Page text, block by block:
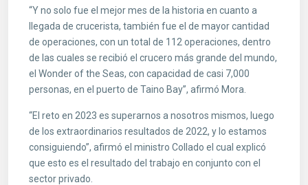
“Y no solo fue el mejor mes de la historia en cuanto a
llegada de crucerista, también fue el de mayor cantidad
de operaciones, con un total de 112 operaciones, dentro
de las cuales se recibió el crucero más grande del mundo,
el Wonder of the Seas, con capacidad de casi 7,000
personas, en el puerto de Taino Bay”, afirmó Mora.
“El reto en 2023 es superarnos a nosotros mismos, luego
de los extraordinarios resultados de 2022, y lo estamos
consiguiendo”, afirmó el ministro Collado el cual explicó
que esto es el resultado del trabajo en conjunto con el
sector privado.